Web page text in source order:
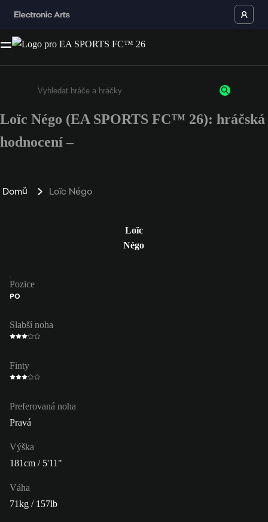
Enter a minimum of 3 characters or numbers
Loïc Négo (EA SPORTS FC™ 26): hráčská
hodnocení –
Domů Loïc Négo
Loïc
Négo
Pozice
PO
Slabší noha
Finty
Preferovaná noha
Pravá
Výška
181cm / 5'11"
Váha
71kg / 157lb